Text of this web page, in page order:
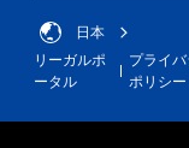
日本
リーガルポ
ータル
プライ
ポリシー